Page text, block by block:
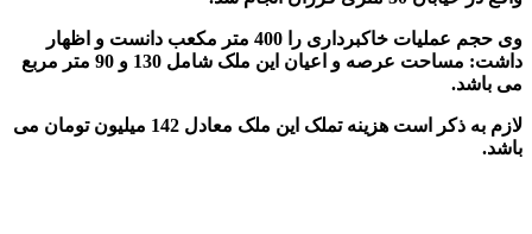
وی حجم عملیات خاکبرداری را 400 متر مکعب دانست و اظهار
داشت: مساحت عرصه و اعیان این ملک شامل 130 و 90 متر مربع
می باشد.
لازم به ذکر است هزینه تملک این ملک معادل 142 میلیون تومان می
باشد.